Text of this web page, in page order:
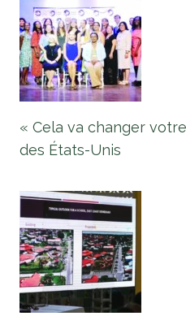
« Cela va changer
des États-Unis